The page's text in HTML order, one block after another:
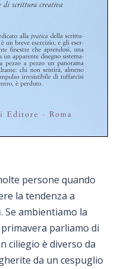
persone quando
la tendenza a
. Se ambientiamo la
parliamo di
ciliegio è diverso da
da un cespuglio